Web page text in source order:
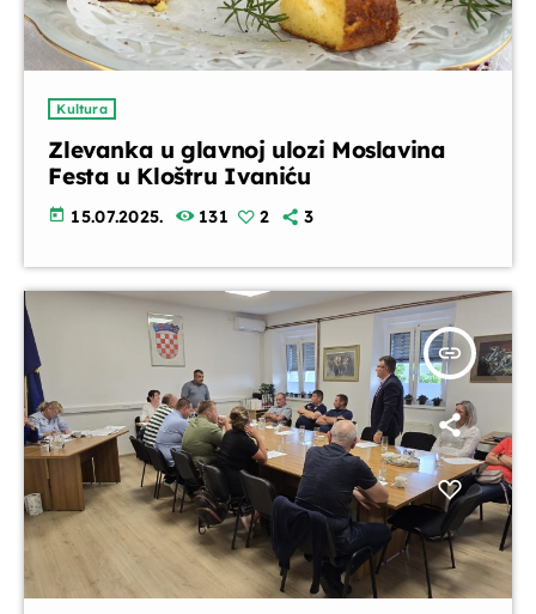
Kultura
Zlevanka u glavnoj ulozi Moslavina
Festa u Kloštru Ivaniću
today 15.07.2025. 131 2 3
insert_link